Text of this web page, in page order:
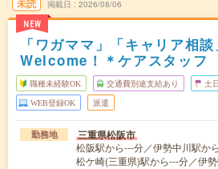
未読
NEW
掲載日 2026/08/06
「ワガママ」「キャリア相
Welcome！＊ケアスタッフ
職種未経験OK 交通費別途支給あり 土
WEB登録OK 派遣
勤務地 三重県松阪市
松阪駅から---分／伊勢中川駅か
松ケ崎(三重県)駅から---分／伊